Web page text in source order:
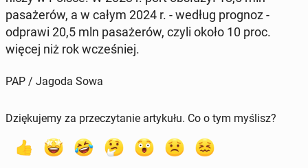
pasażerów, a w całym 2024 r. - według prognoz -
odprawi 20,5 mln pasażerów, czyli około 10 proc.
więcej niż rok wcześniej.
PAP / Jagoda Sowa
Dziękujemy za przeczytanie artykułu. Co o tym myślisz?